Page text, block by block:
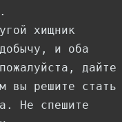
хищник
и оба
дайте
вы решите стать
Не спешите